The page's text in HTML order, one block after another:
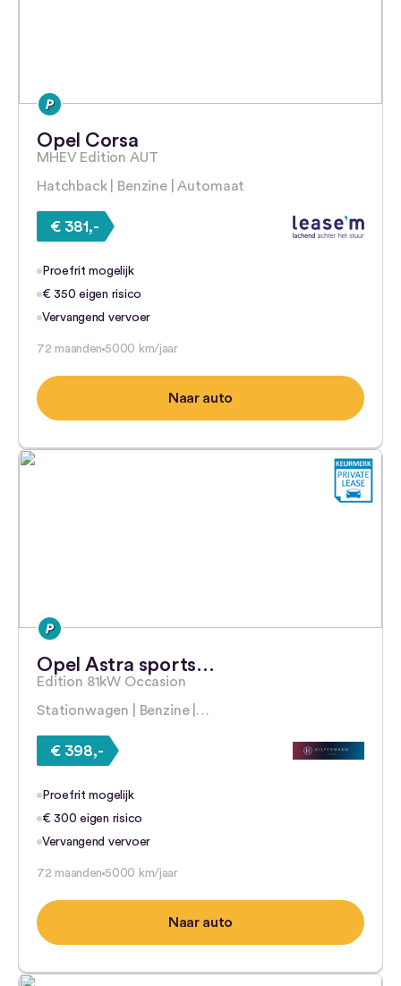
Opel Corsa
MHEV Edition AUT
Hatchback | Benzine | Automaat
€ 381,-
Proefrit mogelijk
€ 350 eigen risico
Vervangend vervoer
72 maanden 5000 km/jaar
Naar auto
Opel Astra sports…
Edition 81kW Occasion
Stationwagen | Benzine |…
€ 398,-
Proefrit mogelijk
€ 300 eigen risico
Vervangend vervoer
72 maanden 5000 km/jaar
Naar auto